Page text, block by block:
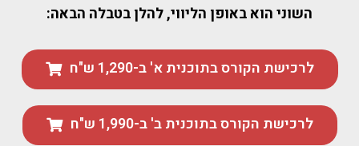
השוני הוא באופן הליווי, להלן בטבלה הבאה:
לרכישת הקורס בתוכנית א' ב-1,290 ש"ח
לרכישת הקורס בתוכנית ב' ב-1,990 ש"ח